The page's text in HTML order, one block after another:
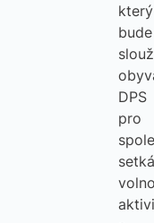
který
bude
DPS
pro